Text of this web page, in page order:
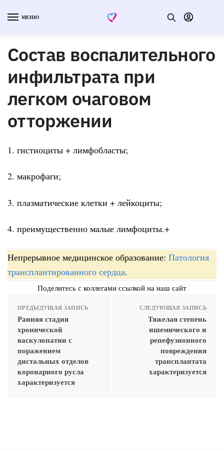
МЕНЮ
Состав воспалительного
инфильтрата при
легком очаговом
отторжении
1. гистиоциты + лимфобласты;
2. макрофаги;
3. плазматические клетки + лейкоциты;
4. преимущественно малые лимфоциты.+
Непрерывное медицинское образование: Патология
трансплантированного сердца.
Поделитесь с коллегами ссылкой на наш сайт
ПРЕДЫДУЩАЯ ЗАПИСЬ
Ранняя стадия
хронической
васкулопатии с
поражением
дистальных отделов
коронарного русла
характеризуется
СЛЕДУЮЩАЯ ЗАПИСЬ
Тяжелая степень
ишемического и
репефузионного
повреждения
трансплантата
характеризуется